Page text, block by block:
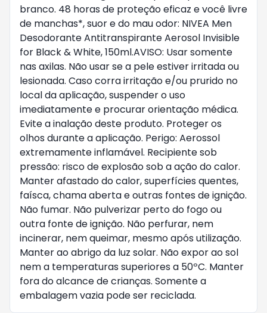
branco. 48 horas de proteção eficaz e você livre
de manchas*, suor e do mau odor: NIVEA Men
Desodorante Antitranspirante Aerosol Invisible
for Black & White, 150ml.AVISO: Usar somente
nas axilas. Não usar se a pele estiver irritada ou
lesionada. Caso corra irritação e/ou prurido no
local da aplicação, suspender o uso
imediatamente e procurar orientação médica.
Evite a inalação deste produto. Proteger os
olhos durante a aplicação. Perigo: Aerossol
extremamente inflamável. Recipiente sob
pressão: risco de explosão sob a ação do calor.
Manter afastado do calor, superfícies quentes,
faísca, chama aberta e outras fontes de ignição.
Não fumar. Não pulverizar perto do fogo ou
outra fonte de ignição. Não perfurar, nem
incinerar, nem queimar, mesmo após utilização.
Manter ao abrigo da luz solar. Não expor ao sol
nem a temperaturas superiores a 50ºC. Manter
fora do alcance de crianças. Somente a
embalagem vazia pode ser reciclada.